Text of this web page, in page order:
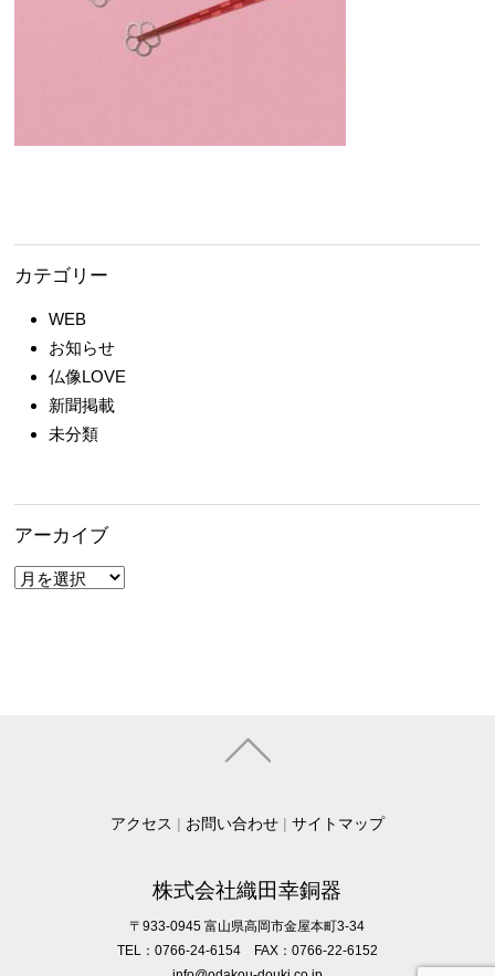
カテゴリー
WEB
お知らせ
仏像LOVE
新聞掲載
未分類
アーカイブ
ア
アクセス | お問い合わせ| サイトマップ
株式会社織田幸銅器
〒933-0945 富山県高岡市金屋本町3-34
TEL：0766-24-6154 FAX：0766-22-6152